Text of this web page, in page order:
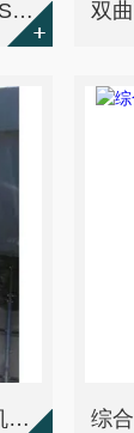
盘式涡轮搅拌机GSJ-1500型 SEW减速机
中和池平衡pH值双曲面搅拌机 潜水安装